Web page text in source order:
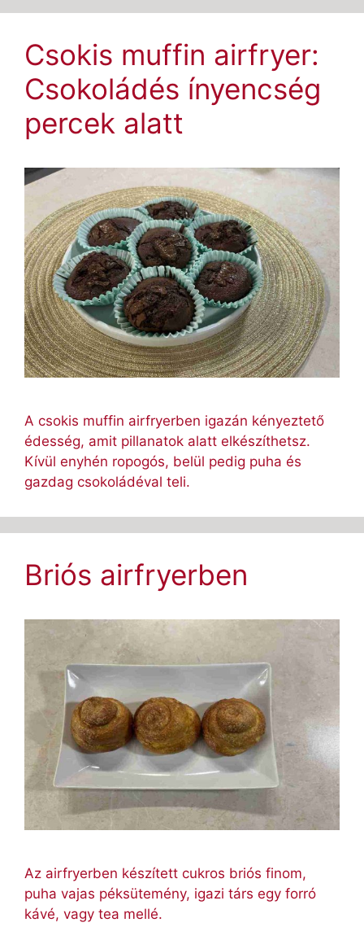
Csokis muffin airfryer:
Csokoládés ínyencség
percek alatt
A csokis muffin airfryerben igazán kényeztető
édesség, amit pillanatok alatt elkészíthetsz.
Kívül enyhén ropogós, belül pedig puha és
gazdag csokoládéval teli.
Briós airfryerben
Az airfryerben készített cukros briós finom,
puha vajas péksütemény, igazi társ egy forró
kávé, vagy tea mellé.